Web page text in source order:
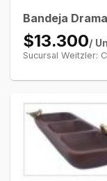
Bandeja
$13.300/
Sucursal Weitzler: